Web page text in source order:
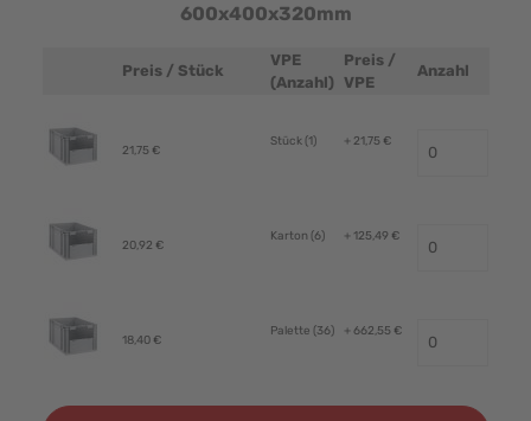
600x400x320mm
Produktbild
Preis / Stück
VPE
(Anzahl)
Preis /
VPE
Anzahl
21,75 €
Stück (1) + 21,75 €
20,92 €
Karton (6) + 125,49 €
18,40 €
Palette (36) + 662,55 €